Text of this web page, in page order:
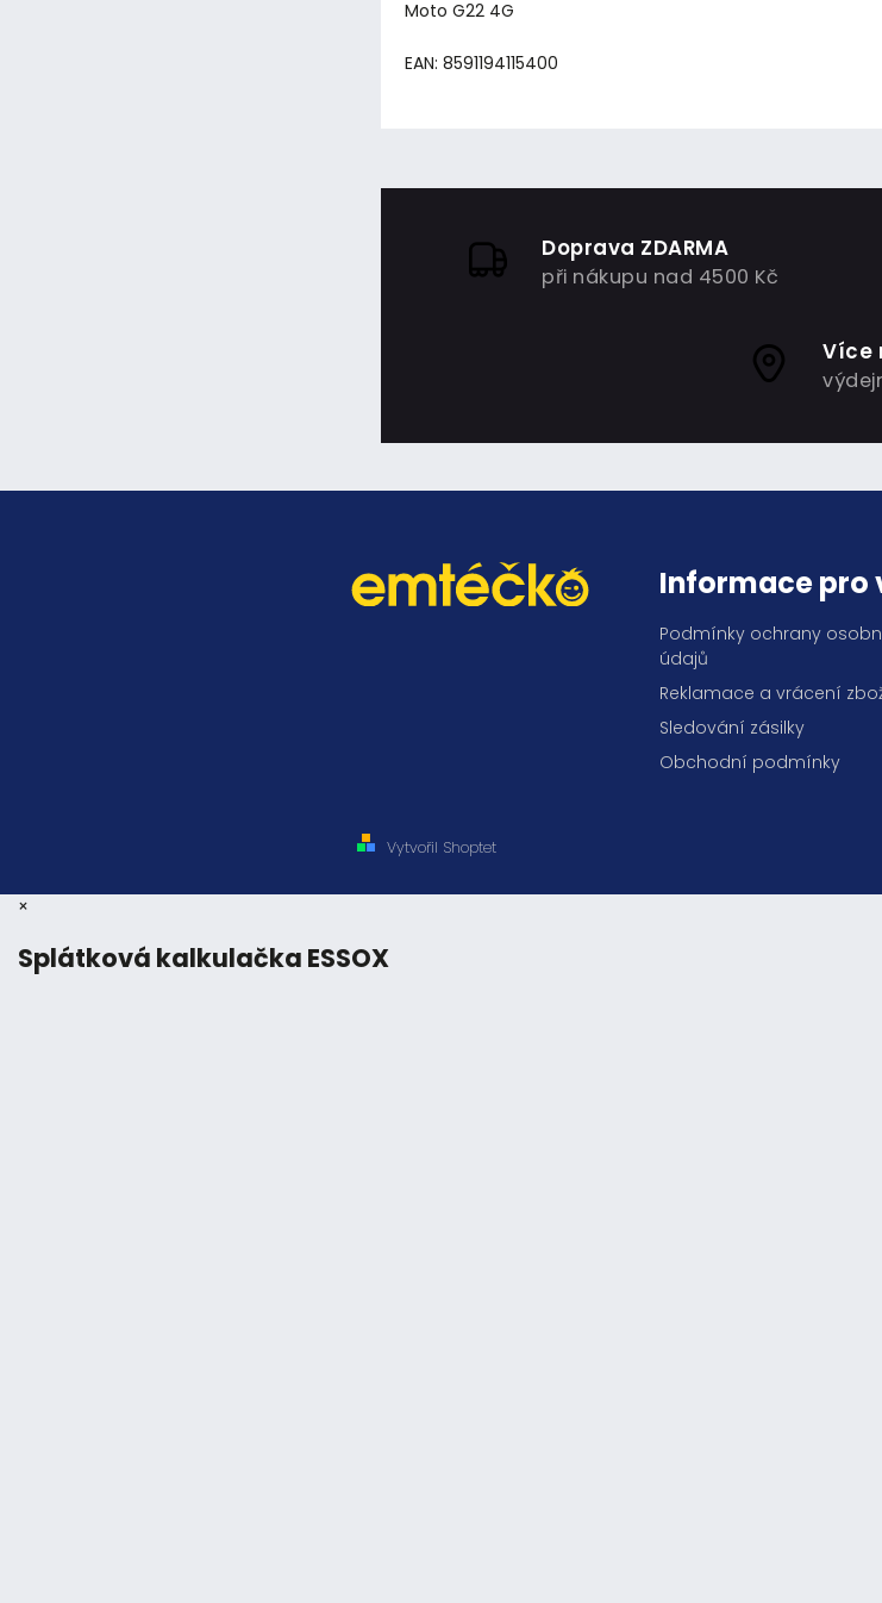
Moto G22 4G
EAN: 8591194115400
Doprava ZDARMA
při nákupu nad 4500 Kč
Více
Informace pro
Podmínky ochrany
údajů
Reklamace a vrácení
Sledování zásilky
Obchodní podmínky
Vytvořil Shoptet
×
Splátková kalkulačka ESSOX